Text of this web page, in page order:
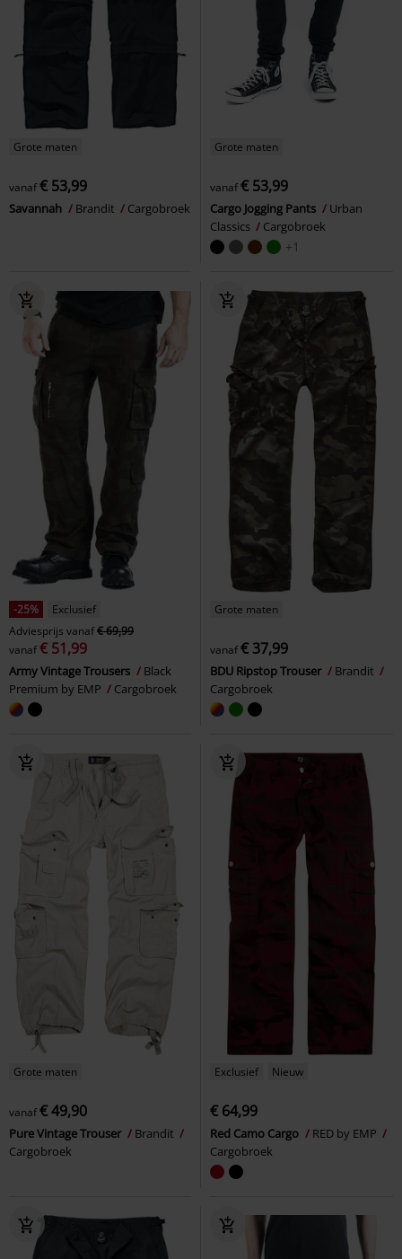
Grote maten
vanaf€ 53,99
Savannah Brandit Cargobroek
Grote maten
vanaf€ 53,99
Cargo Jogging Pants
Urban
Classics
Cargobroek
+1
-25%
Exclusief
Adviesprijs vanaf€ 69,99
vanaf€ 51,99
Army Vintage Trousers
Black
Premium by EMP
Cargobroek
Grote maten
vanaf€ 37,99
BDU Ripstop Trouser
Brandit
Cargobroek
Grote maten
vanaf€ 49,90
Pure Vintage Trouser
Brandit
Cargobroek
Exclusief Nieuw
€ 64,99
Red Camo Cargo
RED by EMP
Cargobroek